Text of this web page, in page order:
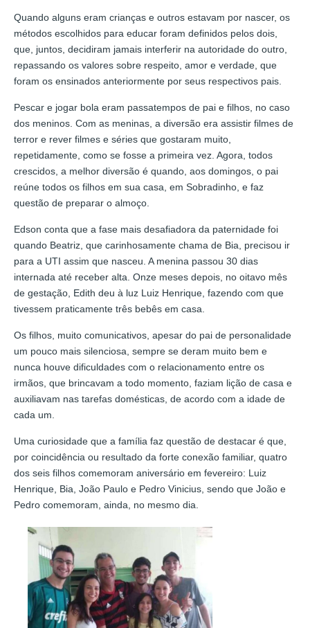
Quando alguns eram crianças e outros estavam por nascer, os
métodos escolhidos para educar foram definidos pelos dois,
que, juntos, decidiram jamais interferir na autoridade do outro,
repassando os valores sobre respeito, amor e verdade, que
foram os ensinados anteriormente por seus respectivos pais.
Pescar e jogar bola eram passatempos de pai e filhos, no caso
dos meninos. Com as meninas, a diversão era assistir filmes de
terror e rever filmes e séries que gostaram muito,
repetidamente, como se fosse a primeira vez. Agora, todos
crescidos, a melhor diversão é quando, aos domingos, o pai
reúne todos os filhos em sua casa, em Sobradinho, e faz
questão de preparar o almoço.
Edson conta que a fase mais desafiadora da paternidade foi
quando Beatriz, que carinhosamente chama de Bia, precisou ir
para a UTI assim que nasceu. A menina passou 30 dias
internada até receber alta. Onze meses depois, no oitavo mês
de gestação, Edith deu à luz Luiz Henrique, fazendo com que
tivessem praticamente três bebês em casa.
Os filhos, muito comunicativos, apesar do pai de personalidade
um pouco mais silenciosa, sempre se deram muito bem e
nunca houve dificuldades com o relacionamento entre os
irmãos, que brincavam a todo momento, faziam lição de casa e
auxiliavam nas tarefas domésticas, de acordo com a idade de
cada um.
Uma curiosidade que a família faz questão de destacar é que,
por coincidência ou resultado da forte conexão familiar, quatro
dos seis filhos comemoram aniversário em fevereiro: Luiz
Henrique, Bia, João Paulo e Pedro Vinicius, sendo que João e
Pedro comemoram, ainda, no mesmo dia.